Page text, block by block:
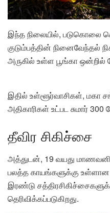
இந்த நிலையில், படுகொலை
குடும்பத்தின் நினைவேந்தல்
அருகில் உள்ள பூங்கா ஒன்றில்
இதில் உள்ளூர்வாசிகள், மகா
அதிகாரிகள் உட்பட சுமார்
தீவிர சிகிச்சை
அத்துடன், 19 வயது
பலத்த காயங்களுக்கு
இரண்டு
தெரிவிக்கப்படுகிறது.